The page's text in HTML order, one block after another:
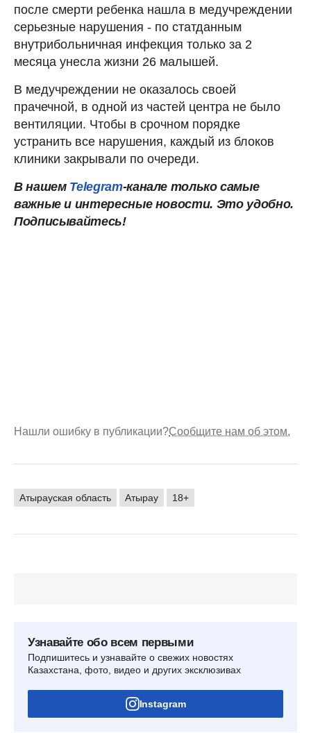
после смерти ребенка нашла в медучреждении
серьезные нарушения - по статданным
внутрибольничная инфекция только за 2
месяца унесла жизни 26 малышей.
В медучреждении не оказалось своей
прачечной, в одной из частей центра не было
вентиляции. Чтобы в срочном порядке
устранить все нарушения, каждый из блоков
клиники закрывали по очереди.
В нашем Telegram-канале только самые
важные и интересные новости. Это удобно.
Подписывайтесь!
Нашли ошибку в публикации?Сообщите нам об этом.
Атырауская область Атырау 18+
Узнавайте обо всем первыми
Подпишитесь и узнавайте о свежих новостях
Казахстана, фото, видео и других эксклюзивах
Instagram